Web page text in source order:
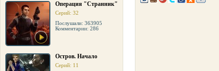
Операция "Странник"
Серий: 32
Послушали: 363905
Комментарии: 286
Остров. Начало
Серий: 11